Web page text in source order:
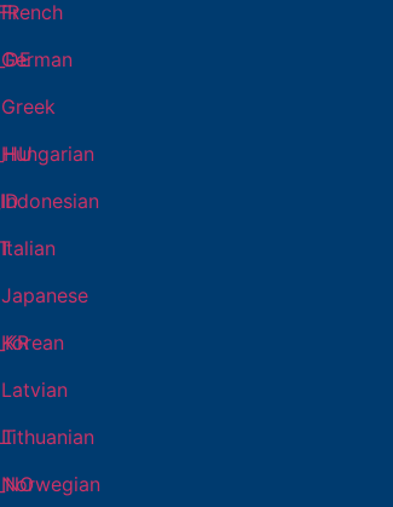
French
German
Greek
Hungarian
Indonesian
Italian
Japanese
Korean
Latvian
Lithuanian
Norwegian